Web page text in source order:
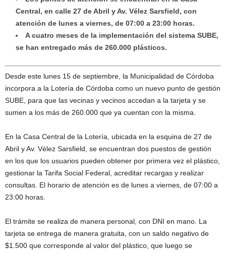
Central, en calle 27 de Abril y Av. Vélez Sarsfield, con
atención de lunes a viernes, de 07:00 a 23:00 horas.
A cuatro meses de la implementación del sistema SUBE,
se han entregado más de 260.000 plásticos.
Desde este lunes 15 de septiembre, la Municipalidad de Córdoba
incorpora a la Lotería de Córdoba como un nuevo punto de gestión
SUBE, para que las vecinas y vecinos accedan a la tarjeta y se
sumen a los más de 260.000 que ya cuentan con la misma.
En la Casa Central de la Lotería, ubicada en la esquina de 27 de
Abril y Av. Vélez Sarsfield, se encuentran dos puestos de gestión
en los que los usuarios pueden obtener por primera vez el plástico,
gestionar la Tarifa Social Federal, acreditar recargas y realizar
consultas. El horario de atención es de lunes a viernes, de 07:00 a
23:00 horas.
El trámite se realiza de manera personal, con DNI en mano. La
tarjeta se entrega de manera gratuita, con un saldo negativo de
$1.500 que corresponde al valor del plástico, que luego se